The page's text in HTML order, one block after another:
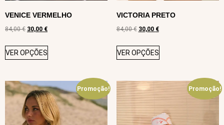
VENICE VERMELHO
84,00€ 30,00 €
VER OPÇÕES
VICTORIA PRETO
84,00€ 30,00 €
VER OPÇÕES
Promoção! Promoção!